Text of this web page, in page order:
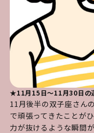
★11月15日～11月30日の
11月後半の双子座さん
で頑張ってきたことが
力が抜けるような瞬間